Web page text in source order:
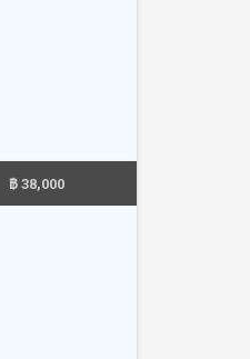
฿ 38,000